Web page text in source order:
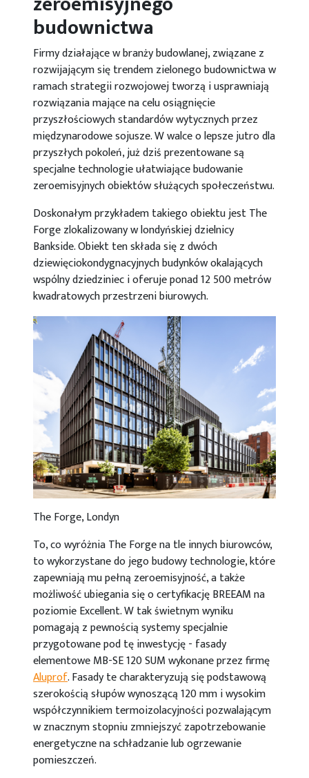
budownictwa
Firmy działające w branży budowlanej, związane z
rozwijającym się trendem zielonego budownictwa w
ramach strategii rozwojowej tworzą i usprawniają
rozwiązania mające na celu osiągnięcie
przyszłościowych standardów wytycznych przez
międzynarodowe sojusze. W walce o lepsze jutro dla
przyszłych pokoleń, już dziś prezentowane są
specjalne technologie ułatwiające budowanie
zeroemisyjnych obiektów służących społeczeństwu.
Doskonałym przykładem takiego obiektu jest The
Forge zlokalizowany w londyńskiej dzielnicy
Bankside. Obiekt ten składa się z dwóch
dziewięciokondygnacyjnych budynków okalających
wspólny dziedziniec i oferuje ponad 12 500 metrów
kwadratowych przestrzeni biurowych.
The Forge, Londyn
To, co wyróżnia The Forge na tle innych biurowców,
to wykorzystane do jego budowy technologie, które
zapewniają mu pełną zeroemisyjność, a także
możliwość ubiegania się o certyfikację BREEAM na
poziomie Excellent. W tak świetnym wyniku
pomagają z pewnością systemy specjalnie
przygotowane pod tę inwestycję - fasady
elementowe MB-SE 120 SUM wykonane przez firmę
Aluprof. Fasady te charakteryzują się podstawową
szerokością słupów wynoszącą 120 mm i wysokim
współczynnikiem termoizolacyjności pozwalającym
w znacznym stopniu zmniejszyć zapotrzebowanie
energetyczne na schładzanie lub ogrzewanie
pomieszczeń.